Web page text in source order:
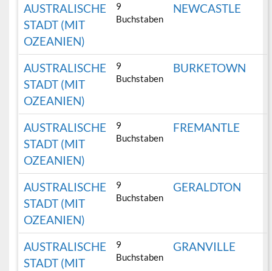
AUSTRALISCHE
STADT (MIT
OZEANIEN)
9
Buchstaben
NEWCASTLE
AUSTRALISCHE
STADT (MIT
OZEANIEN)
9
Buchstaben
BURKETOWN
AUSTRALISCHE
STADT (MIT
OZEANIEN)
9
Buchstaben
FREMANTLE
AUSTRALISCHE
STADT (MIT
OZEANIEN)
9
Buchstaben
GERALDTON
AUSTRALISCHE
STADT (MIT
9
Buchstaben
GRANVILLE